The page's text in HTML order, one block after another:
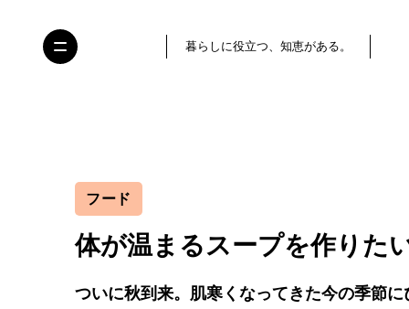
暮らしに役立つ、知恵がある。
フード
体が温まるスープを作りた
ついに秋到来。肌寒くなってきた今の季節